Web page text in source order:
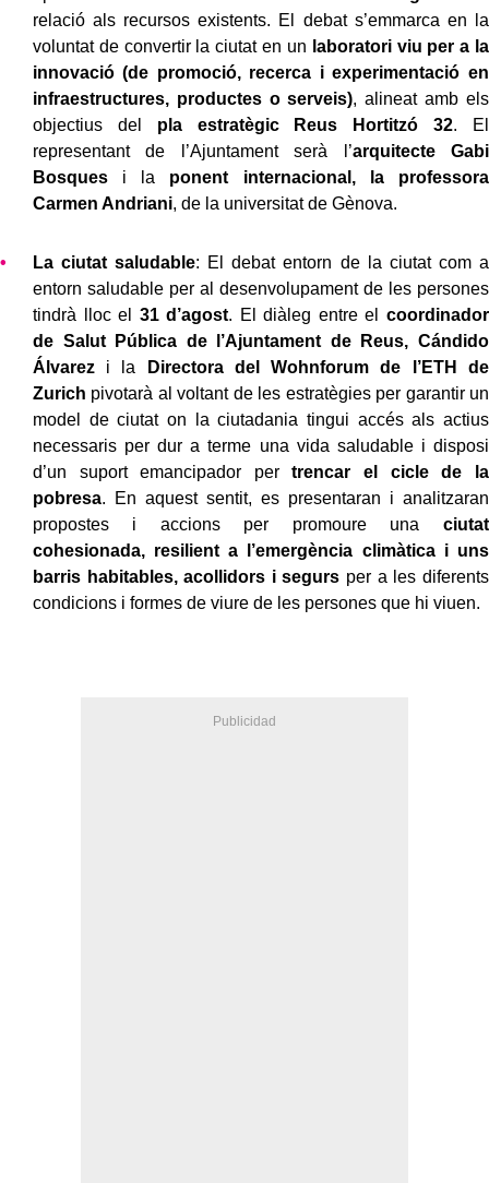
relació als recursos existents. El debat s’emmarca en la
voluntat de convertir la ciutat en un laboratori viu per a la
innovació (de promoció, recerca i experimentació en
infraestructures, productes o serveis), alineat amb els
objectius del
pla estratègic Reus Hortitzó 32. El
representant de l’Ajuntament serà l’arquitecte Gabi
Bosques i la ponent internacional, la professora
Carmen Andriani, de la universitat de Gènova.
La ciutat saludable: El debat entorn de la ciutat com a
entorn saludable per al desenvolupament de les persones
tindrà lloc el 31 d’agost. El diàleg entre el coordinador
de Salut Pública de l’Ajuntament de Reus, Cándido
Álvarez i la
Directora del Wohnforum de l’ETH de
Zurich pivotarà al voltant de les estratègies per garantir un
model de ciutat on la ciutadania tingui accés als actius
necessaris per dur a terme una vida saludable i disposi
d’un suport emancipador pertrencar el cicle de la
pobresa. En aquest sentit, es presentaran i analitzaran
propostes i accions per promoure una ciutat
cohesionada, resilient a l’emergència climàtica i uns
barris habitables, acollidors i segurs per a les diferents
condicions i formes de viure de les persones que hi viuen.